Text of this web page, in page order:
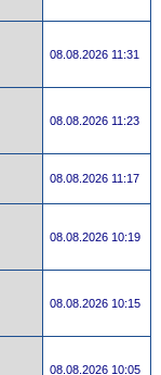
08.08.2026 11:31
08.08.2026 11:23
08.08.2026 11:17
08.08.2026 10:19
08.08.2026 10:15
08.08.2026 10:05